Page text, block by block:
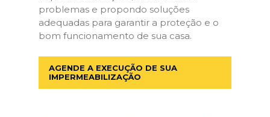
problemas e propondo soluções
adequadas para garantir a proteção e o
bom funcionamento de sua casa.
AGENDE A EXECUÇÃO DE SUA
IMPERMEABILIZAÇÃO